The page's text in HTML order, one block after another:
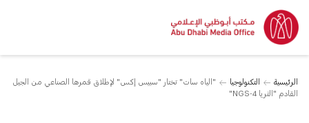
الرئيسية التكنولوجيا
"الياه سات" تختار "سبيس إكس" لإطلاق قمرها الصناعي من الجيل
القادم "الثريا 4-NGS"